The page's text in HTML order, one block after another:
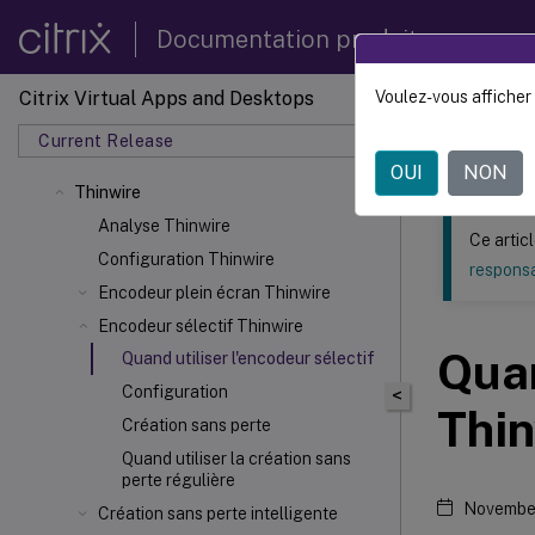
Documentation produit
Citrix Virtual Apps and Desktops
Current Release
Thinwire
Analyse Thinwire
Configuration Thinwire
Encodeur plein écran Thinwire
Encodeur sélectif Thinwire
Quand utiliser l'encodeur sélectif
Configuration
Création sans perte
Quand utiliser la création sans
perte régulière
Création sans perte intelligente
Ce contenu a
Citrix
<
Ce
Voulez-vous
OUI NON